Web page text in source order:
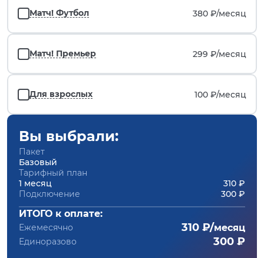
Матч! Футбол 380 ₽/месяц
Матч! Премьер 299 ₽/месяц
Для взрослых 100 ₽/месяц
Вы выбрали:
Пакет
Базовый
Тарифный план
1 месяц
310 ₽
Подключение
300 ₽
ИТОГО к оплате:
Ежемесячно 310 ₽/месяц
Единоразово 300 ₽